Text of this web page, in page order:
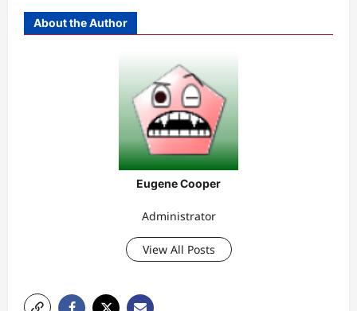
About the Author
Eugene Cooper
Administrator
View All Posts